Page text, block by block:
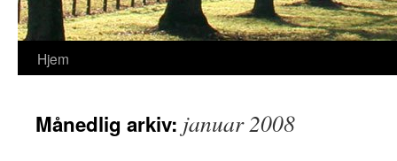
Hopp
innhold
Hjem
Månedlig arkiv: januar 2008